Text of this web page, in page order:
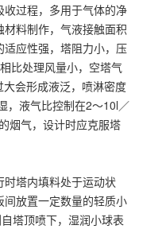
过程，多用于气体的净
料制作，气液接触面积
应性强，塔阻力小，压
比处理风量小，空塔气
会形成液泛，喷淋密度
，液气比控制在2～10l／
烟气，设计时应克服塔
塔内填料处于运动状
放置一定数量的轻质小
塔顶喷下，湿润小球表